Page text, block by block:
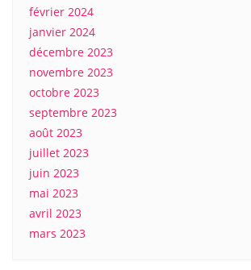
février 2024
janvier 2024
décembre 2023
novembre 2023
octobre 2023
septembre 2023
août 2023
juillet 2023
juin 2023
mai 2023
avril 2023
mars 2023